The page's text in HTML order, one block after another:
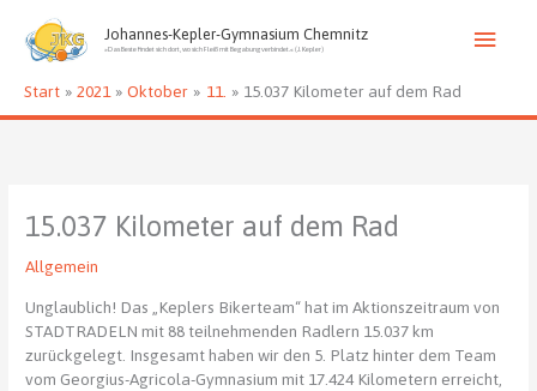
Inhalt
springen
Johannes-Kepler-Gymnasium Chemnitz
»Das Beste findet sich dort, wo sich Fleiß mit Begabung verbindet.« (J. Kepler)
Start 2021 Oktober 11. 15.037 Kilometer auf dem Rad
15.037 Kilometer auf dem Rad
Allgemein
Unglaublich! Das „Keplers Bikerteam“ hat im Aktionszeitraum von
STADTRADELN mit 88 teilnehmenden Radlern 15.037 km
zurückgelegt. Insgesamt haben wir den 5. Platz hinter dem Team
vom Georgius-Agricola-Gymnasium mit 17.424 Kilometern erreicht,